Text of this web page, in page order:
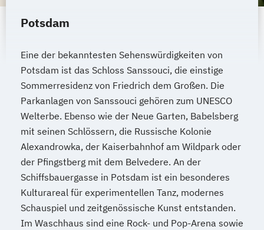
Potsdam
Eine der bekanntesten Sehenswürdigkeiten von
Potsdam ist das Schloss Sanssouci, die einstige
Sommerresidenz von Friedrich dem Großen. Die
Parkanlagen von Sanssouci gehören zum UNESCO
Welterbe. Ebenso wie der Neue Garten, Babelsberg
mit seinen Schlössern, die Russische Kolonie
Alexandrowka, der Kaiserbahnhof am Wildpark oder
der Pfingstberg mit dem Belvedere. An der
Schiffsbauergasse in Potsdam ist ein besonderes
Kulturareal für experimentellen Tanz, modernes
Schauspiel und zeitgenössische Kunst entstanden.
Im Waschhaus sind eine Rock- und Pop-Arena sowie